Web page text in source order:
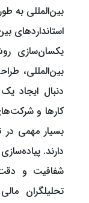
بین‌المللی به
یکسان‌سازی
بین‌المللی،
دنبال ایجاد
کارها و
بسیار مهمی
شفافیت و دقت
تحلیلگران